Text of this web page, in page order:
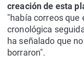
creación de esta
"había correos que
cronológica
ha señalado que
borraron".